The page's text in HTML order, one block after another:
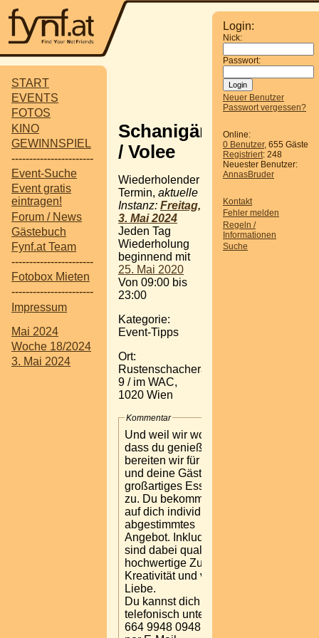
START
EVENTS
FOTOS
KINO
GEWINNSPIEL
-----------------------
Event-Suche
Event gratis
eintragen!
Forum / News
Gästebuch
Fynf.at Team
-----------------------
Fotobox Mieten
-----------------------
Impressum
Mai 2024
Woche 18/2024
3. Mai 2024
Login:
Nick:
Passwort:
Neuer Benutzer
Passwort vergessen?
Online:
0 Benutzer, 655 Gäste
Registriert: 248
Neuester Benutzer:
AnnasBruder
Kontakt
Fehler melden
Regeln /
Informationen
Suche
Schanigärten
/ Volee
Wiederholender
Termin, aktuelle
Instanz: Freitag,
3. Mai 2024
Jeden Tag
Wiederholung
beginnend mit
25. Mai 2020
Von 09:00 bis
23:00
Kategorie:
Event-Tipps
Ort:
Rustenschacherallee
9 / im WAC,
1020 Wien
Kommentar
Und weil wir wollen,
dass du genießt,
bereiten wir für dich
und deine Gäste
großartiges Essen
zu. Du bekommst ein
auf dich individuell
abgestimmtes
Angebot. Inkludiert
sind dabei qualitativ
hochwertige Zutaten,
Kreativität und viel
Liebe.
Du kannst dich gerne
telefonisch unter +43
664 9948 0948 oder